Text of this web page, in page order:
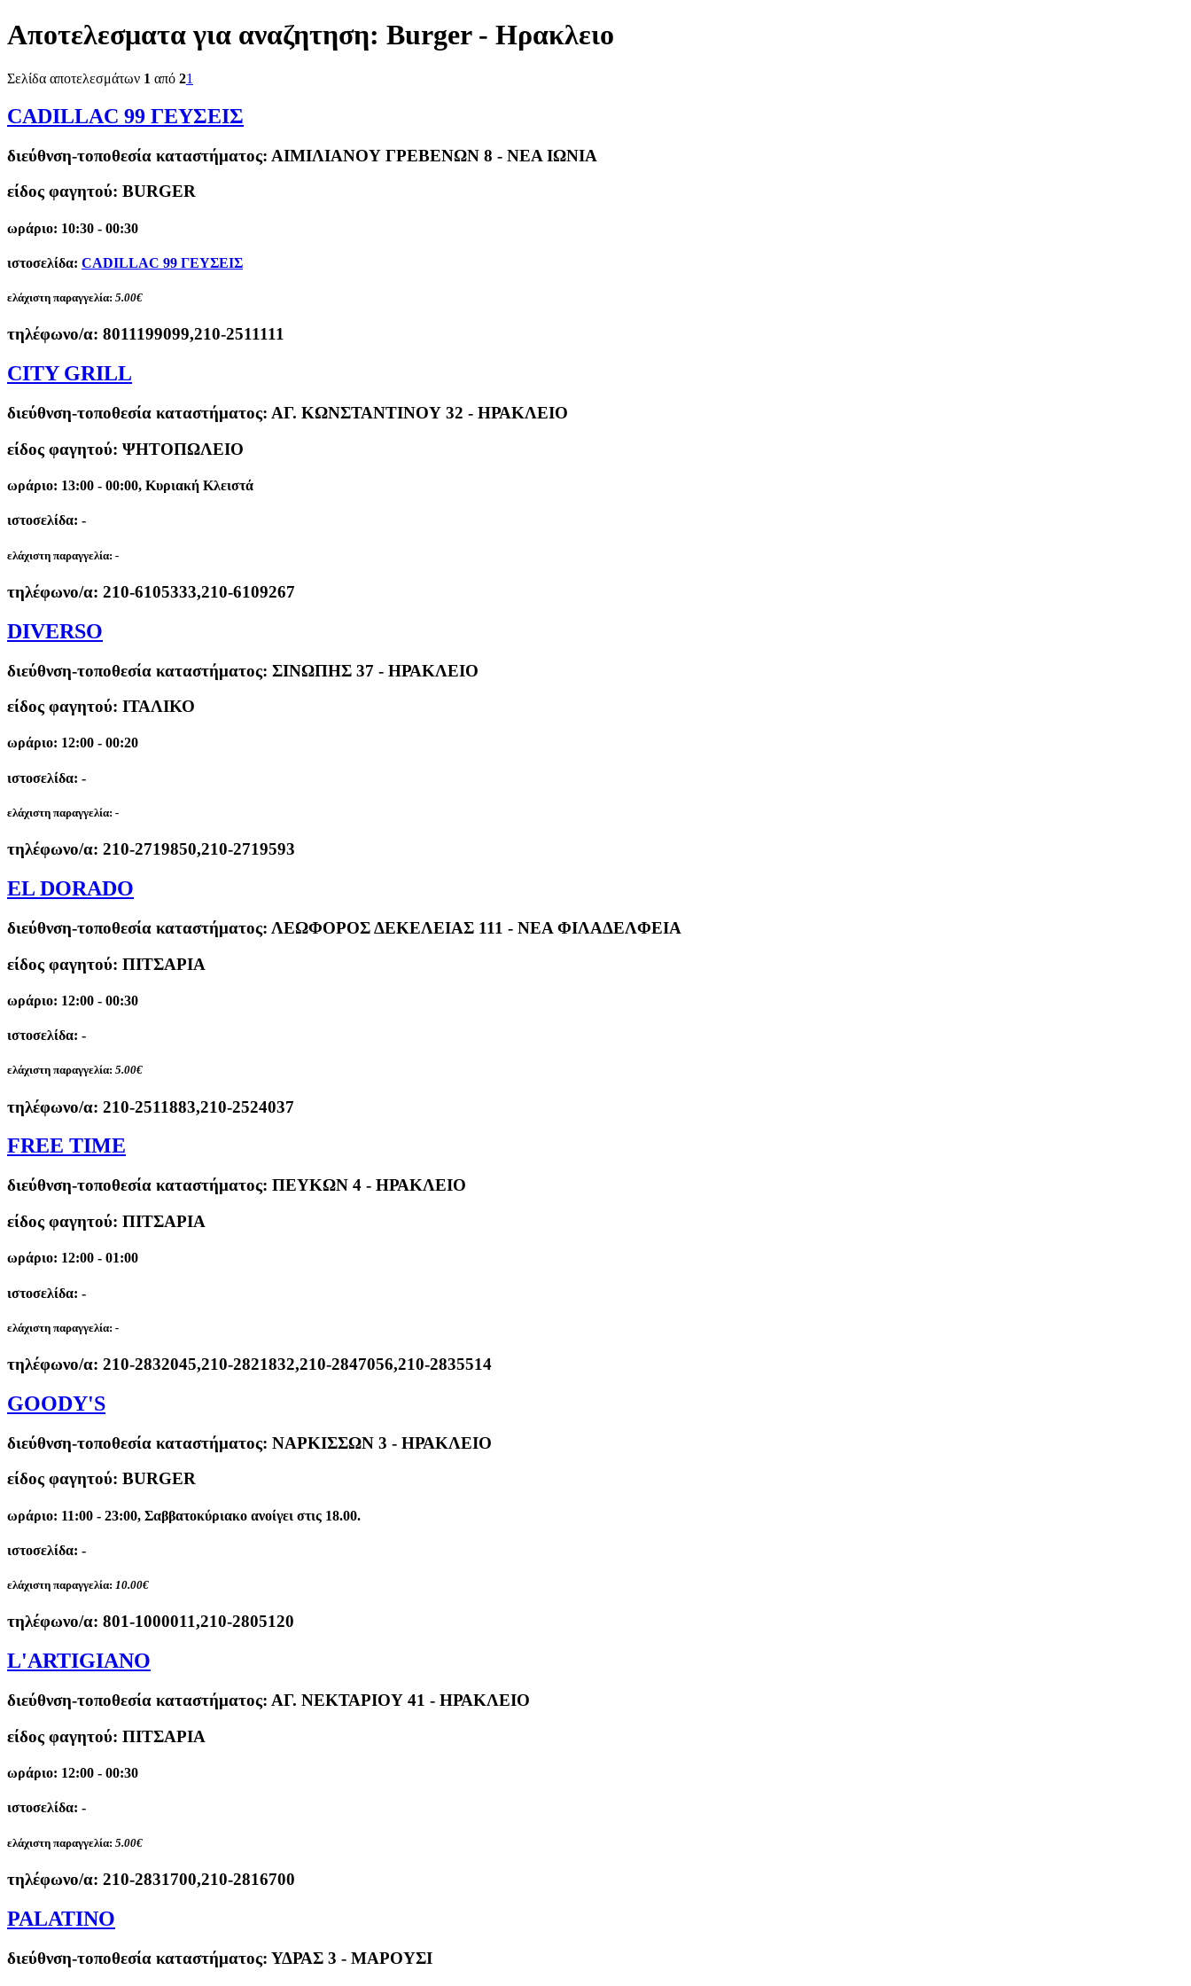
Αποτελεσματα για αναζητηση: Burger - Ηρακλειο
Σελίδα αποτελεσμάτων 1 από 21
CADILLAC 99 ΓΕΥΣΕΙΣ
διεύθνση-τοποθεσία καταστήματος: ΑΙΜΙΛΙΑΝΟΥ ΓΡΕΒΕΝΩΝ 8 - ΝΕΑ ΙΩΝΙΑ
είδος φαγητού: BURGER
ωράριο: 10:30 - 00:30
ιστοσελίδα: CADILLAC 99 ΓΕΥΣΕΙΣ
ελάχιστη παραγγελία: 5.00€
τηλέφωνο/α: 8011199099,210-2511111
CITY GRILL
διεύθνση-τοποθεσία καταστήματος: ΑΓ. ΚΩΝΣΤΑΝΤΙΝΟΥ 32 - ΗΡΑΚΛΕΙΟ
είδος φαγητού: ΨΗΤΟΠΩΛΕΙΟ
ωράριο: 13:00 - 00:00, Κυριακή Κλειστά
ιστοσελίδα: -
ελάχιστη παραγγελία: -
τηλέφωνο/α: 210-6105333,210-6109267
DIVERSO
διεύθνση-τοποθεσία καταστήματος: ΣΙΝΩΠΗΣ 37 - ΗΡΑΚΛΕΙΟ
είδος φαγητού: ΙΤΑΛΙΚΟ
ωράριο: 12:00 - 00:20
ιστοσελίδα: -
ελάχιστη παραγγελία: -
τηλέφωνο/α: 210-2719850,210-2719593
EL DORADO
διεύθνση-τοποθεσία καταστήματος: ΛΕΩΦΟΡΟΣ ΔΕΚΕΛΕΙΑΣ 111 - ΝΕΑ ΦΙΛΑΔΕΛΦΕΙΑ
είδος φαγητού: ΠΙΤΣΑΡΙΑ
ωράριο: 12:00 - 00:30
ιστοσελίδα: -
ελάχιστη παραγγελία: 5.00€
τηλέφωνο/α: 210-2511883,210-2524037
FREE TIME
διεύθνση-τοποθεσία καταστήματος: ΠΕΥΚΩΝ 4 - ΗΡΑΚΛΕΙΟ
είδος φαγητού: ΠΙΤΣΑΡΙΑ
ωράριο: 12:00 - 01:00
ιστοσελίδα: -
ελάχιστη παραγγελία: -
τηλέφωνο/α: 210-2832045,210-2821832,210-2847056,210-2835514
GOODY'S
διεύθνση-τοποθεσία καταστήματος: ΝΑΡΚΙΣΣΩΝ 3 - ΗΡΑΚΛΕΙΟ
είδος φαγητού: BURGER
ωράριο: 11:00 - 23:00, Σαββατοκύριακο ανοίγει στις 18.00.
ιστοσελίδα: -
ελάχιστη παραγγελία: 10.00€
τηλέφωνο/α: 801-1000011,210-2805120
L'ARTIGIANO
διεύθνση-τοποθεσία καταστήματος: ΑΓ. ΝΕΚΤΑΡΙΟΥ 41 - ΗΡΑΚΛΕΙΟ
είδος φαγητού: ΠΙΤΣΑΡΙΑ
ωράριο: 12:00 - 00:30
ιστοσελίδα: -
ελάχιστη παραγγελία: 5.00€
τηλέφωνο/α: 210-2831700,210-2816700
PALATINO
διεύθνση-τοποθεσία καταστήματος: ΥΔΡΑΣ 3 - ΜΑΡΟΥΣΙ